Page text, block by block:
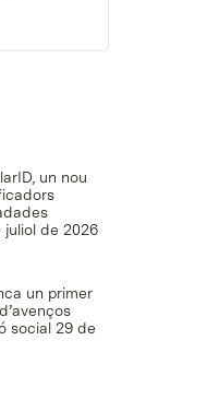
un nou
juliol de 2026
un primer
social 29 de